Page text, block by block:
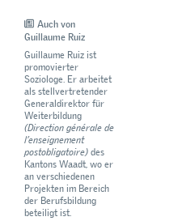
Auch von
Guillaume Ruiz
Guillaume Ruiz ist
promovierter
Soziologe. Er arbeitet
als stellvertretender
Generaldirektor für
Weiterbildung
(Direction générale de
l’enseignement
postobligatoire)des
Kantons Waadt, wo er
an verschiedenen
Projekten im Bereich
der Berufsbildung
beteiligt ist.